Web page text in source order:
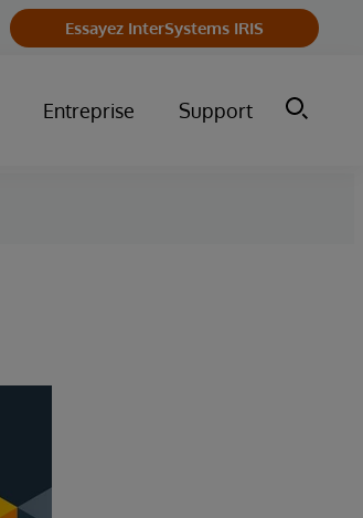
Essayez InterSystems IRIS
Entreprise Support